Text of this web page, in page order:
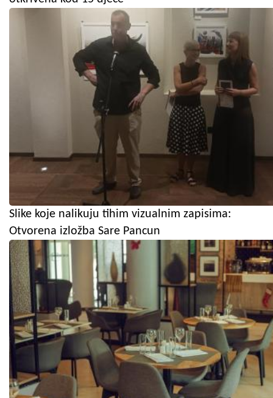
Slike koje nalikuju tihim vizualnim zapisima:
Otvorena izložba Sare Pancun